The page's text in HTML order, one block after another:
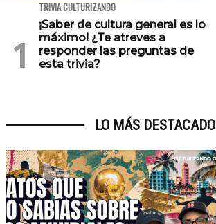
TRIVIA CULTURIZANDO
¡Saber de cultura general es lo
máximo! ¿Te atreves a
responder las preguntas de
esta trivia?
LO MÁS DESTACADO